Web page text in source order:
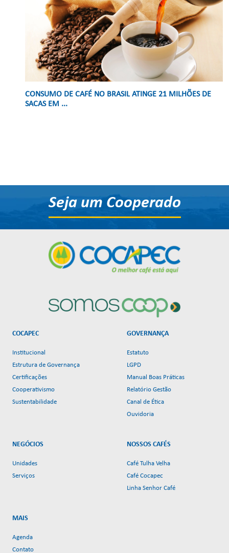
CONSUMO DE CAFÉ NO BRASIL ATINGE 21 MILHÕES DE
SACAS EM ...
Seja um Cooperado
COCAPEC
Institucional
Estrutura de Governança
Certificações
Cooperativismo
Sustentabilidade
GOVERNANÇA
Estatuto
LGPD
Manual Boas Práticas
Relatório Gestão
Canal de Ética
Ouvidoria
NEGÓCIOS
Unidades
Serviços
NOSSOS CAFÉS
Café Tulha Velha
Café Cocapec
Linha Senhor Café
MAIS
Agenda
Contato